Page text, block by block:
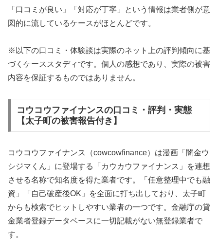
「口コミが良い」「対応が丁寧」という情報は業者側が意
図的に流しているケースがほとんどです。
※以下の口コミ・体験談は実際のネット上の評判傾向に基
づくケーススタディです。個人の感想であり、実際の被害
内容を保証するものではありません。
コウコウファイナンスの口コミ・評判・実態
【太子町の被害報告付き】
コウコウファイナンス（cowcowfinance）は漫画「闇金ウ
シジマくん」に登場する「カウカウファイナンス」を連想
させる名称で知名度を得た業者です。「任意整理中でも融
資」「自己破産後OK」を全面に打ち出しており、太子町
からも検索でヒットしやすい業者の一つです。金融庁の貸
金業者登録データベースに一切記載がない無登録業者で
す。